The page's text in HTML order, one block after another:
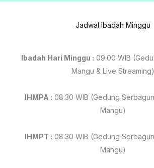
Jadwal Ibadah Minggu
Ibadah Hari Minggu : 09.00 WIB
Mangu & Live Streaming)
IHMPA : 08.30 WIB (Gedung
Mangu)
IHMPT : 08.30 WIB (Gedung
Mangu)